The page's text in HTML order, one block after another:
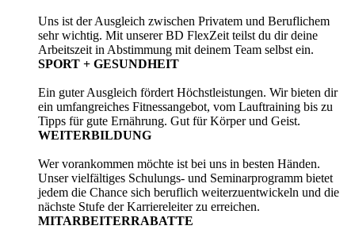
Uns ist der Ausgleich zwischen Privatem und Beruflichem
sehr wichtig. Mit unserer BD FlexZeit teilst du dir deine
Arbeitszeit in Abstimmung mit deinem Team selbst ein.
SPORT + GESUNDHEIT
Ein guter Ausgleich fördert Höchstleistungen. Wir bieten dir
ein umfangreiches Fitnessangebot, vom Lauftraining bis zu
Tipps für gute Ernährung. Gut für Körper und Geist.
WEITERBILDUNG
Wer vorankommen möchte ist bei uns in besten Händen.
Unser vielfältiges Schulungs- und Seminarprogramm bietet
jedem die Chance sich beruflich weiterzuentwickeln und die
nächste Stufe der Karriereleiter zu erreichen.
MITARBEITERRABATTE